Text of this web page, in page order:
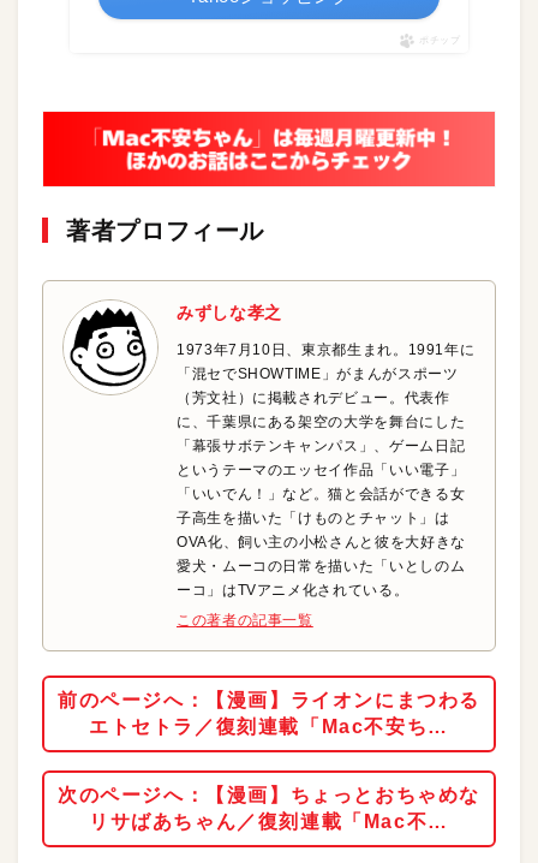
ポチップ
著者プロフィール
みずしな孝之
1973年7月10日、東京都生まれ。1991年に
「混セでSHOWTIME」がまんがスポーツ
（芳文社）に掲載されデビュー。代表作
に、千葉県にある架空の大学を舞台にした
「幕張サボテンキャンパス」、ゲーム日記
というテーマのエッセイ作品「いい電子」
「いいでん！」など。猫と会話ができる女
子高生を描いた「けものとチャット」は
OVA化、飼い主の小松さんと彼を大好きな
愛犬・ムーコの日常を描いた「いとしのム
ーコ」はTVアニメ化されている。
この著者の記事一覧
前のページへ：【漫画】ライオンにまつわる
エトセトラ／復刻連載「Mac不安ち…
次のページへ：【漫画】ちょっとおちゃめな
リサばあちゃん／復刻連載「Mac不…